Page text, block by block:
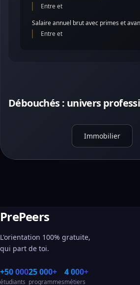
Entre et
Salaire annuel brut avec primes et
Entre et
Débouchés : univers
Immobilier
PrePeers
L'orientation 100% gratuite,
qui part de toi.
+50 000
étudiants
25 000+
programmes
4 000+
métiers